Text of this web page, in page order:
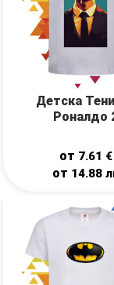
Детска
Роналдо
от 7.61 €
от 14.88